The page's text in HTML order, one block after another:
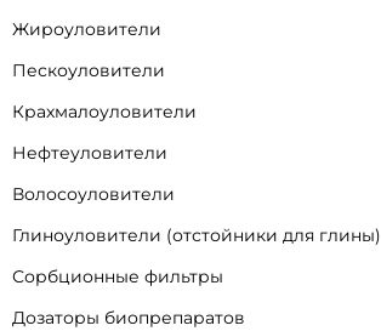
Жироуловители
Пескоуловители
Крахмалоуловители
Нефтеуловители
Волосоуловители
Глиноуловители (отстойники для глины)
Сорбционные фильтры
Дозаторы биопрепаратов